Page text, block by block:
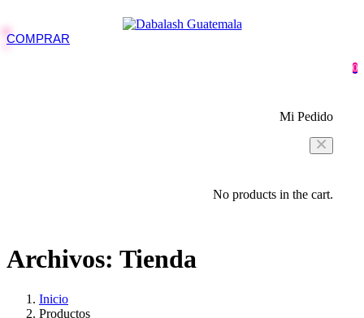
COMPRAR
0
Mi Pedido
No products in the cart.
Archivos: Tienda
Inicio
Productos